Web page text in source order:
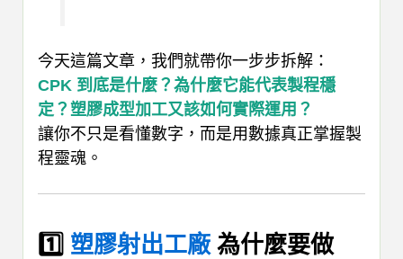
今天這篇文章，我們就帶你一步步拆解：
CPK 到底是什麼？為什麼它能代表製程穩
定？塑膠成型加工又該如何實際運用？
讓你不只是看懂數字，而是用數據真正掌握製
程靈魂。
1️⃣ 塑膠射出工廠 為什麼要做